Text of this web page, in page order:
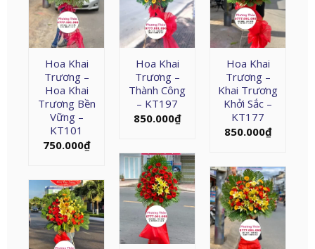
Hoa Khai
Trương –
Hoa Khai
Trương Bền
Vững –
KT101
750.000₫
Hoa Khai
Trương –
Thành Công
– KT197
850.000₫
Hoa Khai
Trương –
Khai Trương
Khởi Sắc –
KT177
850.000₫